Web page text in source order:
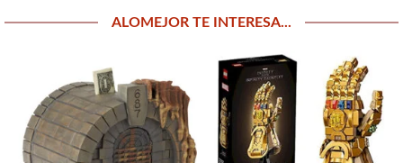
ALOMEJOR TE INTERESA...